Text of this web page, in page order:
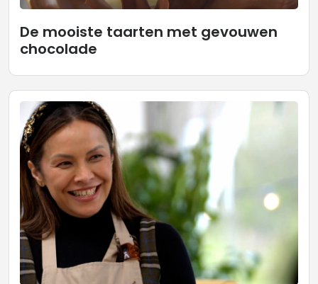
De mooiste taarten met gevouwen
chocolade